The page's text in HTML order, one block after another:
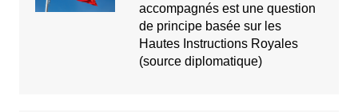
accompagnés est une question
de principe basée sur les
Hautes Instructions Royales
(source diplomatique)